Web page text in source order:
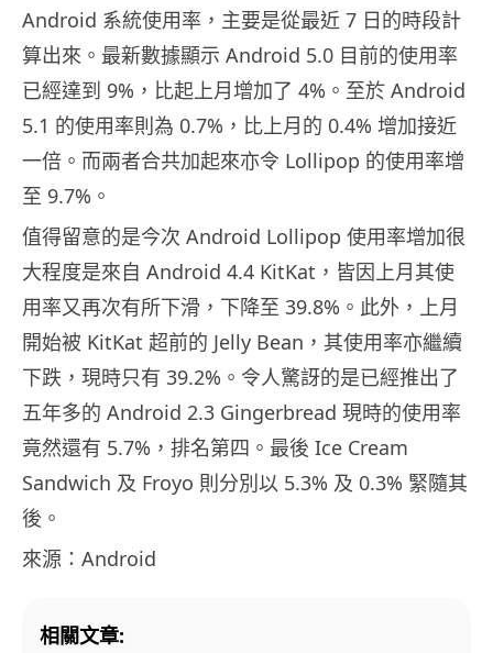
Android 系統使用率，主要是從最近 7 日的時段計
算出來。最新數據顯示 Android 5.0 目前的使用率
已經達到 9%，比起上月增加了 4%。至於 Android
5.1 的使用率則為 0.7%，比上月的 0.4% 增加接近
一倍。而兩者合共加起來亦令 Lollipop 的使用率增
至 9.7%。
值得留意的是今次 Android Lollipop 使用率增加很
大程度是來自 Android 4.4 KitKat，皆因上月其使
用率又再次有所下滑，下降至 39.8%。此外，上月
開始被 KitKat 超前的 Jelly Bean，其使用率亦繼續
下跌，現時只有 39.2%。令人驚訝的是已經推出了
五年多的 Android 2.3 Gingerbread 現時的使用率
竟然還有 5.7%，排名第四。最後 Ice Cream
Sandwich 及 Froyo 則分別以 5.3% 及 0.3% 緊隨其
後。
來源：Android
相關文章: